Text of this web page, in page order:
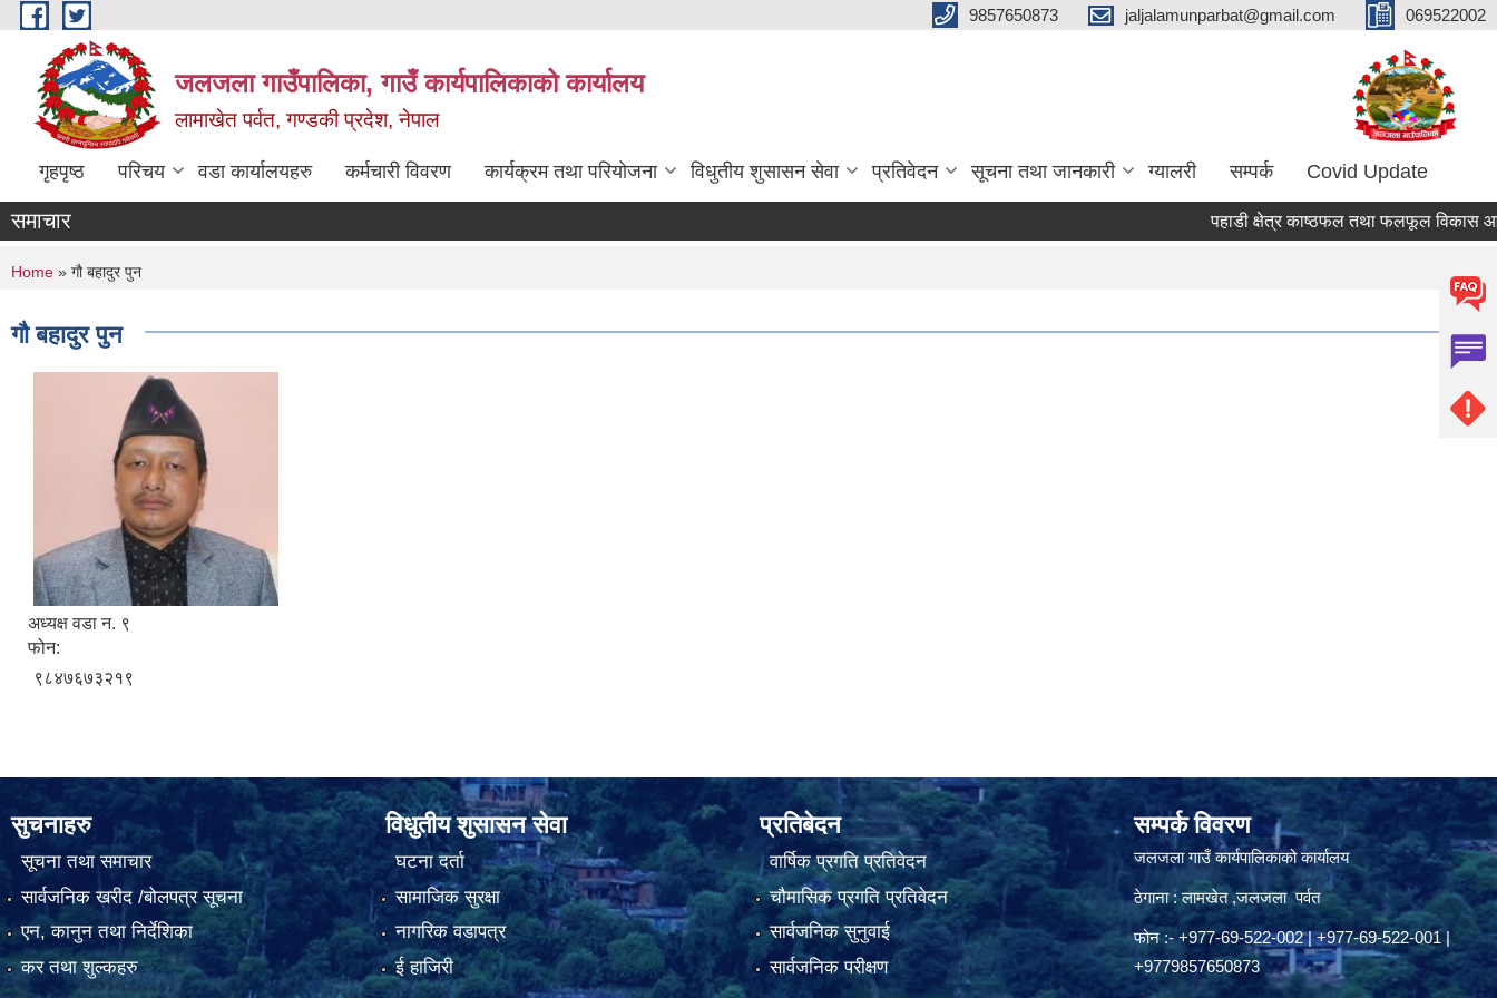
Skip to main content 9857650873 jaljalamunparbat@gmail.com 069522002
जलजला गाउँपालिका, गाउँ कार्यपालिकाको कार्यालय
लामाखेत पर्वत, गण्डकी प्रदेश, नेपाल
गृहपृष्ठ परिचय वडा कार्यालयहरु कर्मचारी विवरण कार्यक्रम तथा परियोजना विधुतीय शुसासन सेवा प्रतिवेदन सूचना तथा जानकारी ग्यालरी सम्पर्क Covid Update
समाचार पहाडी क्षेत्र काष्ठफल तथा फलफूल विकास
You are here
Home » गौ बहादुर पुन
गौ बहादुर पुन
अध्यक्ष वडा न. ९
फोन:
९८४७६७३२१९
सुचनाहरु
सूचना तथा समाचार
सार्वजनिक खरीद /बोलपत्र सूचना
एन, कानुन तथा निर्देशिका
कर तथा शुल्कहरु
विधुतीय शुसासन सेवा
घटना दर्ता
सामाजिक सुरक्षा
नागरिक वडापत्र
ई हाजिरी
प्रतिबेदन
वार्षिक प्रगति प्रतिवेदन
चौमासिक प्रगति प्रतिवेदन
सार्वजनिक सुनुवाई
सार्वजनिक परीक्षण
सम्पर्क विवरण
जलजला गाउँ कार्यपालिकाको कार्यालय
ठेगाना : लामखेत ,जलजला पर्वत
फोन :- +977-69-522-002 | +977-69-522-001 |
+9779857650873